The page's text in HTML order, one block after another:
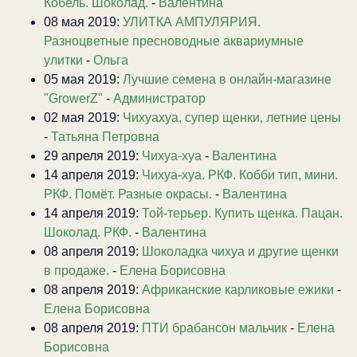
Кобель. Шоколад. - Валентина
08 мая 2019: УЛИТКА АМПУЛЯРИЯ.
Разноцветные пресноводные аквариумные
улитки - Ольга
05 мая 2019: Лучшие семена в онлайн-магазине
"GrowerZ" - Администратор
02 мая 2019: Чихуахуа, супер щенки, летние цены
- Татьяна Петровна
29 апреля 2019: Чихуа-хуа - Валентина
14 апреля 2019: Чихуа-хуа. РКФ. Кобби тип, мини.
РКФ. Помёт. Разные окрасы. - Валентина
14 апреля 2019: Той-терьер. Купить щенка. Пацан.
Шоколад. РКФ. - Валентина
08 апреля 2019: Шоколадка чихуа и другие щенки
в продаже. - Елена Борисовна
08 апреля 2019: Африканские карликовые ежики -
Елена Борисовна
08 апреля 2019: ПТИ брабансон мальчик - Елена
Борисовна